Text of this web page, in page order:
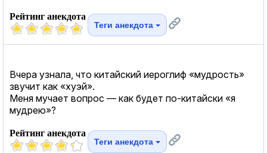
Рейтинг анекдота
Теги анекдота
Вчера узнала, что китайский иероглиф «мудрость»
звучит как «хуэй».
Меня мучает вопрос — как будет по-китайски «я
мудрею»?
Рейтинг анекдота
Теги анекдота